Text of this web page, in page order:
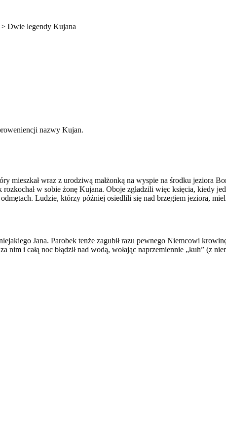
> Dwie legendy Kujana
nazwy Kujan.
mieszkał wraz z urodziwą małżonką na wyspie na środku jeziora
w sobie żonę Kujana. Oboje zgładzili więc księcia, kiedy
Ludzie, którzy później osiedlili się nad brzegiem jeziora,
Jana. Parobek tenże zagubił razu pewnego Niemcowi
nim i całą noc błądził nad wodą, wołając naprzemiennie „kuh” (z